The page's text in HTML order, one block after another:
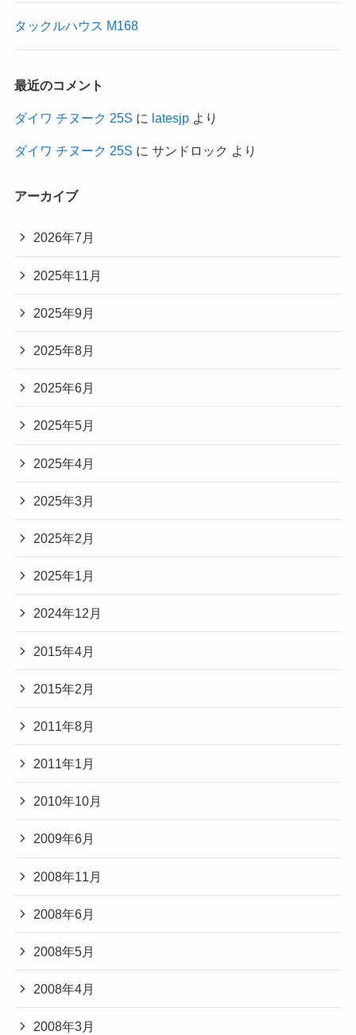
タックルハウス M168
最近のコメント
ダイワ チヌーク 25S に latesjpより
ダイワ チヌーク 25S に サンドロック より
アーカイブ
2026年7月
2025年11月
2025年9月
2025年8月
2025年6月
2025年5月
2025年4月
2025年3月
2025年2月
2025年1月
2024年12月
2015年4月
2015年2月
2011年8月
2011年1月
2010年10月
2009年6月
2008年11月
2008年6月
2008年5月
2008年4月
2008年3月